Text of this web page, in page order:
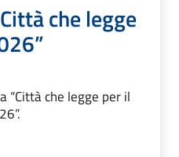
che legge
“Città che legge per il